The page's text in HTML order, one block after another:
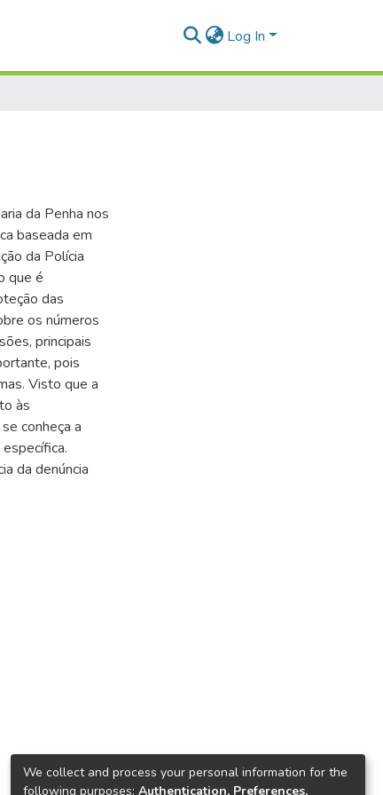
Log In
da Penha nos
baseada em
da Polícia
que é
das
os números
principais
pois
Visto que a
às
conheça a
da denúncia
We collect and process your personal information for the
following purposes: Authentication, Preferences,